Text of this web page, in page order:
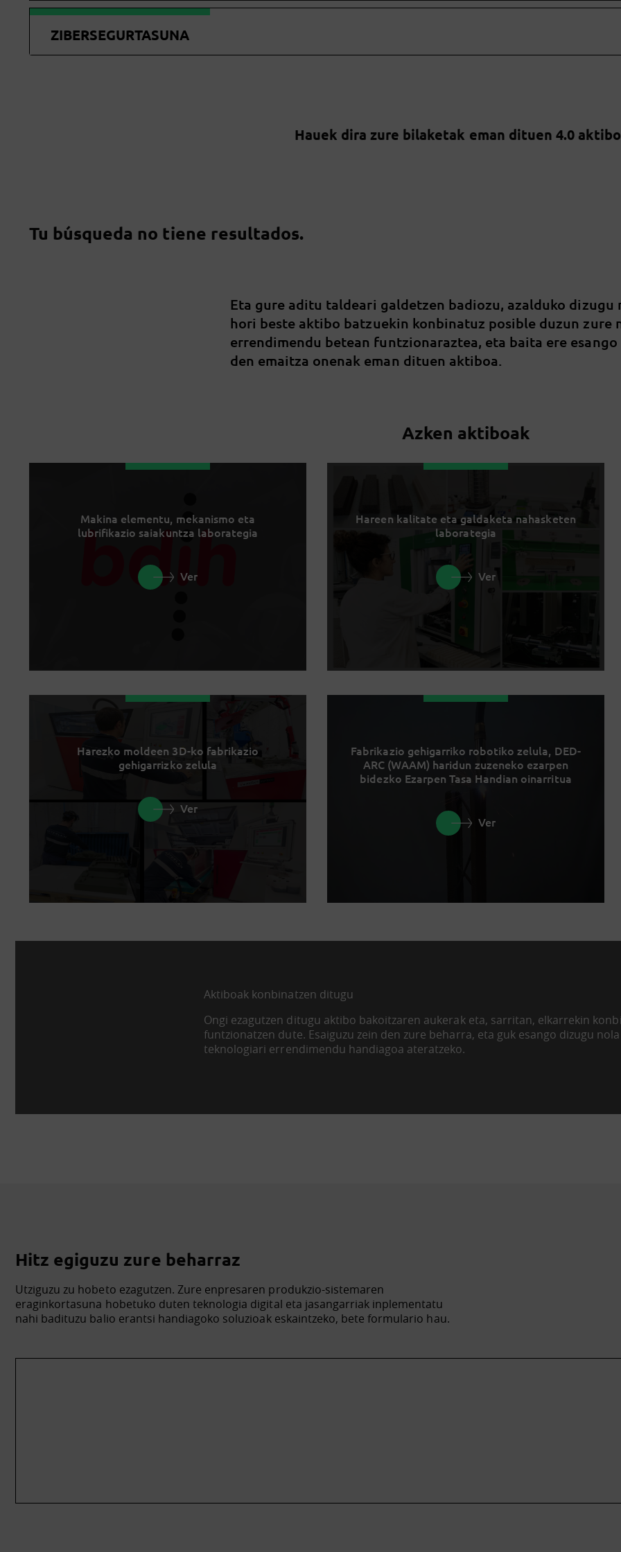
ZIBERSEGURTASUNA
Hauek dira zure bilaketak eman dituen 4.0
Tu búsqueda no tiene resultados.
Eta gure aditu taldeari galdetzen badiozu, azalduko dizugu
hori beste aktibo batzuekin konbinatuz posible duzun zure
errendimendu betean funtzionaraztea, eta baita ere
den emaitza onenak eman dituen aktiboa.
Azken aktiboak
Makina elementu, mekanismo eta
lubrifikazio saiakuntza laborategia
Ver
Hareen kalitate eta galdaketa nahasketen
laborategia
Ver
Harezko moldeen 3D-ko fabrikazio
gehigarrizko zelula
Ver
Fabrikazio gehigarriko robotiko zelula, DED-
ARC (WAAM) haridun zuzeneko ezarpen
bidezko Ezarpen Tasa Handian oinarritua
Ver
Aktiboak konbinatzen ditugu
Ongi ezagutzen ditugu aktibo bakoitzaren aukerak eta, sarritan, elkarrekin
funtzionatzen dute. Esaiguzu zein den zure beharra, eta guk esango dizugu
teknologiari errendimendu handiagoa ateratzeko.
Hitz egiguzu zure beharraz
Utziguzu zu hobeto ezagutzen. Zure enpresaren produkzio-sistemaren
eraginkortasuna hobetuko duten teknologia digital eta jasangarriak inplementatu
nahi badituzu balio erantsi handiagoko soluzioak eskaintzeko, bete formulario hau.